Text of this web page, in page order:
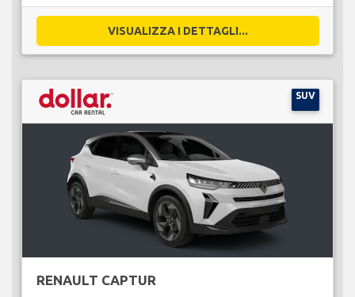
VISUALIZZA I DETTAGLI...
SUV
RENAULT CAPTUR